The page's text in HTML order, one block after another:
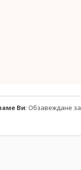
Ви: Обзавеждане за